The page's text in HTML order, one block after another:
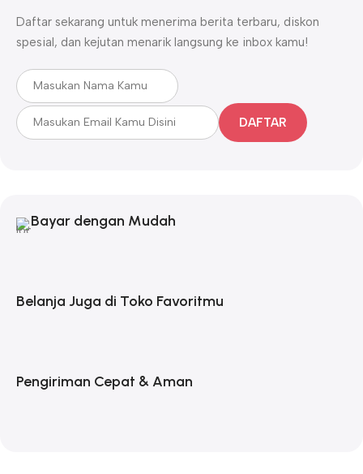
Daftar sekarang untuk menerima berita terbaru, diskon
spesial, dan kejutan menarik langsung ke inbox kamu!
DAFTAR
Bayar dengan Mudah
Belanja Juga di Toko Favoritmu
Pengiriman Cepat & Aman